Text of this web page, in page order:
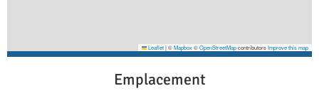
Leaflet|©Mapbox©OpenStreetMapcontributorsImprove this map
Emplacement